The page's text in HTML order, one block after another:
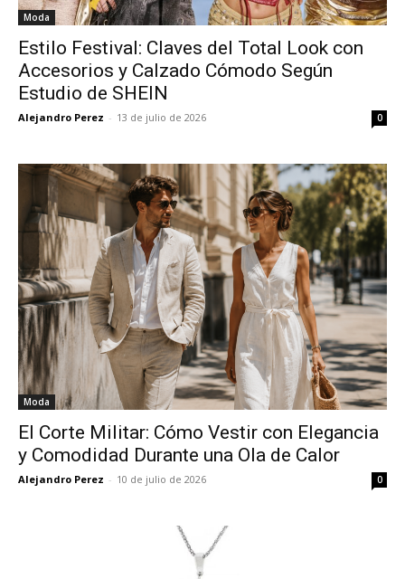
Moda
Estilo Festival: Claves del Total Look con
Accesorios y Calzado Cómodo Según
Estudio de SHEIN
Alejandro Perez - 13 de julio de 2026 0
Moda
El Corte Militar: Cómo Vestir con Elegancia
y Comodidad Durante una Ola de Calor
Alejandro Perez - 10 de julio de 2026 0